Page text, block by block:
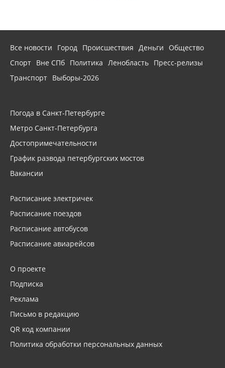
Все новости Город Происшествия Деньги
Общество
Спорт Вне СПб Политика Ленобласть Пресс-релизы
Транспорт Выборы-2026
Погода в Санкт-Петербурге
Метро Санкт-Петербурга
Достопримечательности
График развода петербургских мостов
Вакансии
Расписание электричек
Расписание поездов
Расписание автобусов
Расписание авиарейсов
О проекте
Подписка
Реклама
Письмо в редакцию
QR код компании
Политика обработки персональных данных